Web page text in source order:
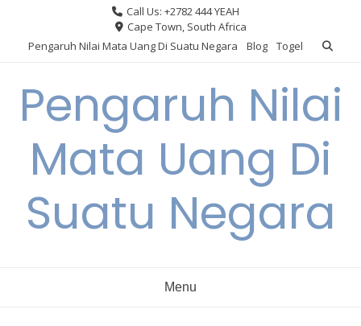
content
Call Us: +2782 444 YEAH
Cape Town, South Africa
Pengaruh Nilai Mata Uang Di Suatu Negara
Blog Togel
Pengaruh Nilai
Mata Uang Di
Suatu Negara
Menu